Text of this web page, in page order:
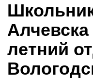
летний